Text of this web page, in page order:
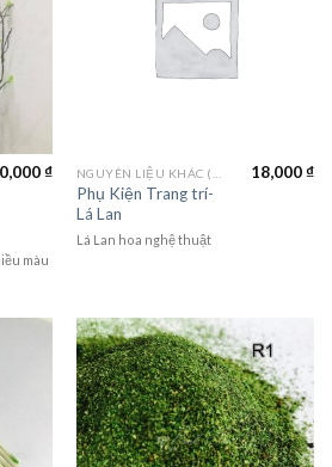
₫
màu
Phụ Kiện Trang trí-
Lá Lan
18,000₫
Lá Lan hoa nghệ thuật